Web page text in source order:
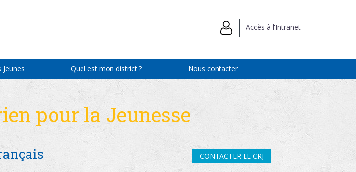
Accès à l'Intranet
Jeunes Quel est mon district ? Nous contacter
pour la Jeunesse
CONTACTER LE CRJ